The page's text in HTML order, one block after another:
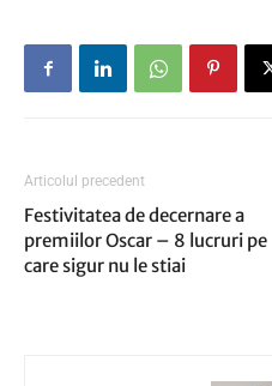
Articolul precedent
Festivitatea de decernare a
premiilor Oscar – 8 lucruri pe
care sigur nu le stiai